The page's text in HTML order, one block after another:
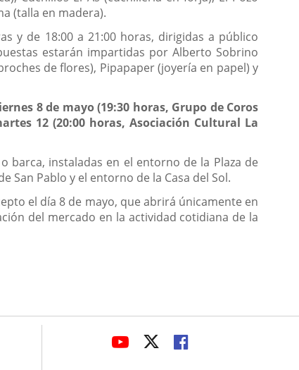
(talla en madera).
y de 18:00 a 21:00 horas, dirigidas a público
estarán impartidas por Alberto Sobrino
de flores), Pipapaper (joyería en papel) y
8 de mayo (19:30 horas, Grupo de Coros
12 (20:00 horas, Asociación Cultural La
barca, instaladas en el entorno de la Plaza de
San Pablo y el entorno de la Casa del Sol.
el día 8 de mayo, que abrirá únicamente en
del mercado en la actividad cotidiana de la
LINK
LINKLINK